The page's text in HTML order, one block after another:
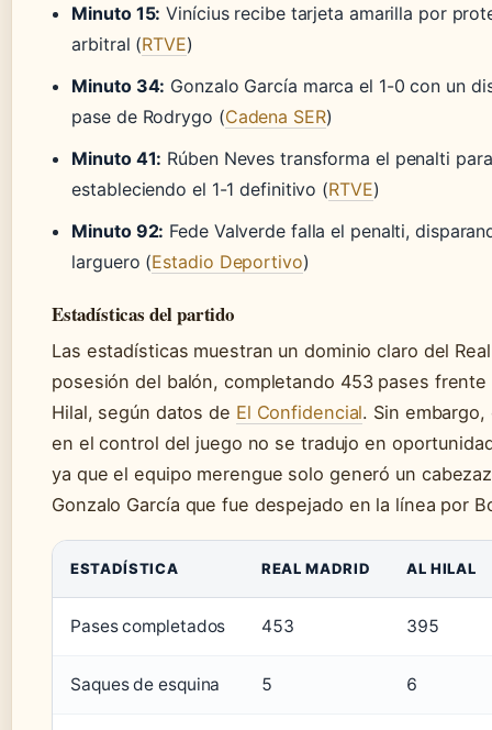
Minuto 15: Vinícius recibe tarjeta amarilla por
arbitral (RTVE)
Minuto 34: Gonzalo García marca el 1-0 con un
pase de Rodrygo (Cadena SER)
Minuto 41: Rúben Neves transforma el penalti
estableciendo el 1-1 definitivo (RTVE)
Minuto 92: Fede Valverde falla el penalti,
larguero (Estadio Deportivo)
Estadísticas del partido
Las estadísticas muestran un dominio claro del
posesión del balón, completando 453 pases
Hilal, según datos de El Confidencial. Sin
en el control del juego no se tradujo en
ya que el equipo merengue solo generó un
Gonzalo García que fue despejado en la línea por
ESTADÍSTICA REAL MADRID AL HILAL
Pases completados 453 395
Saques de esquina 5 6